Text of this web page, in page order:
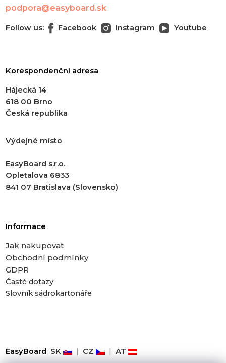
podpora@easyboard.sk
Follow us: Facebook Instagram Youtube
Korespondenční adresa
Hájecká 14
618 00 Brno
Česká republika
Výdejné místo
EasyBoard s.r.o.
Opletalova 6833
841 07 Bratislava (Slovensko)
Informace
Jak nakupovat
Obchodní podmínky
GDPR
Časté dotazy
Slovník sádrokartonáře
EasyBoard SK | CZ | AT